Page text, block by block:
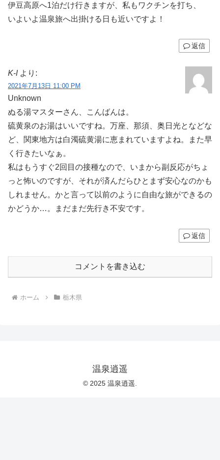
伊豆高原へ1泊だけ行きますが、私もワクチンを打ち、
いよいよ温泉旅へ出掛ける日も近いですよ！
返信
K-I より:
2021年7月13日 11:00 PM
Unknown
ぬる湯マスターさん、こんばんは。
硫黄泉のお湯はいいですね。万座、那須、奥日光となどな
ど、関東地方は白濁硫黄湯に恵まれていますよね。また早
く行きたいなぁ。
私はもうすぐ2回目の接種なので、いまから副反応がちょ
っと怖いのですが、それが済んだらひとまず安心なのかも
しれません。かと言って以前のように自由な旅ができるの
かどうか…。まだまだ先行き不安です。
返信
コメントを書き込む
ホーム 栃木県
温泉逍遥
© 2025 温泉逍遥.